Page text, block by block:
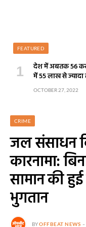
FEATURED
देश में अबतक 56
में 55 लाख से ज्यादा
OCTOBER 27, 2022
CRIME
जल संसाधन
कारनामा:
सामान की
भुगतान
BYOFFBEAT NEWS